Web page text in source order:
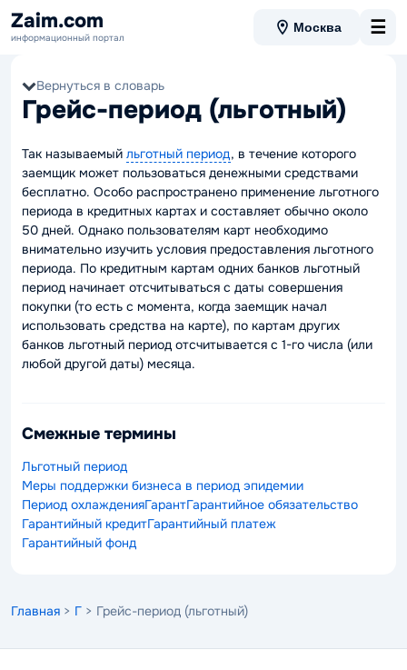
Zaim.com
информационный портал
Москва ☰
Вернуться в словарь
Грейс-период (льготный)
Так называемый льготный период, в течение которого
заемщик может пользоваться денежными средствами
бесплатно. Особо распространено применение льготного
периода в кредитных картах и составляет обычно около
50 дней. Однако пользователям карт необходимо
внимательно изучить условия предоставления льготного
периода. По кредитным картам одних банков льготный
период начинает отсчитываться с даты совершения
покупки (то есть с момента, когда заемщик начал
использовать средства на карте), по картам других
банков льготный период отсчитывается с 1-го числа (или
любой другой даты) месяца.
Смежные термины
Льготный период
Меры поддержки бизнеса в период эпидемии
Период охлажденияГарантГарантийное обязательство
Гарантийный кредитГарантийный платеж
Гарантийный фонд
Главная > Г > Грейс-период (льготный)